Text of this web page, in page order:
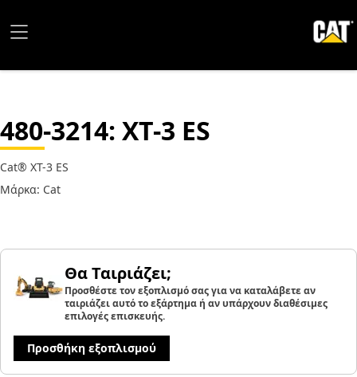
480-3214: XT-3 ES
Cat® XT-3 ES
Μάρκα: Cat
Θα Ταιριάζει;
Προσθέστε τον εξοπλισμό σας για να καταλάβετε αν
ταιριάζει αυτό το εξάρτημα ή αν υπάρχουν διαθέσιμες
επιλογές επισκευής.
Προσθήκη εξοπλισμού